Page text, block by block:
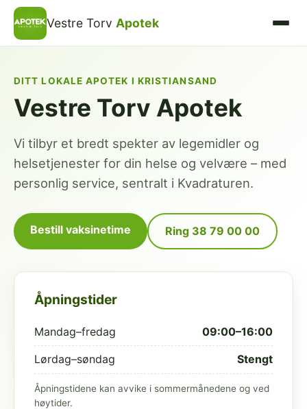
Vestre Torv Apotek
DITT LOKALE APOTEK I KRISTIANSAND
Vestre Torv Apotek
Vi tilbyr et bredt spekter av legemidler og
helsetjenester for din helse og velvære – med
personlig service, sentralt i Kvadraturen.
Bestill vaksinetime Ring 38 79 00 00
Åpningstider
Mandag–fredag 09:00–16:00
Lørdag–søndag Stengt
Åpningstidene kan avvike i sommermånedene og ved
høytider.